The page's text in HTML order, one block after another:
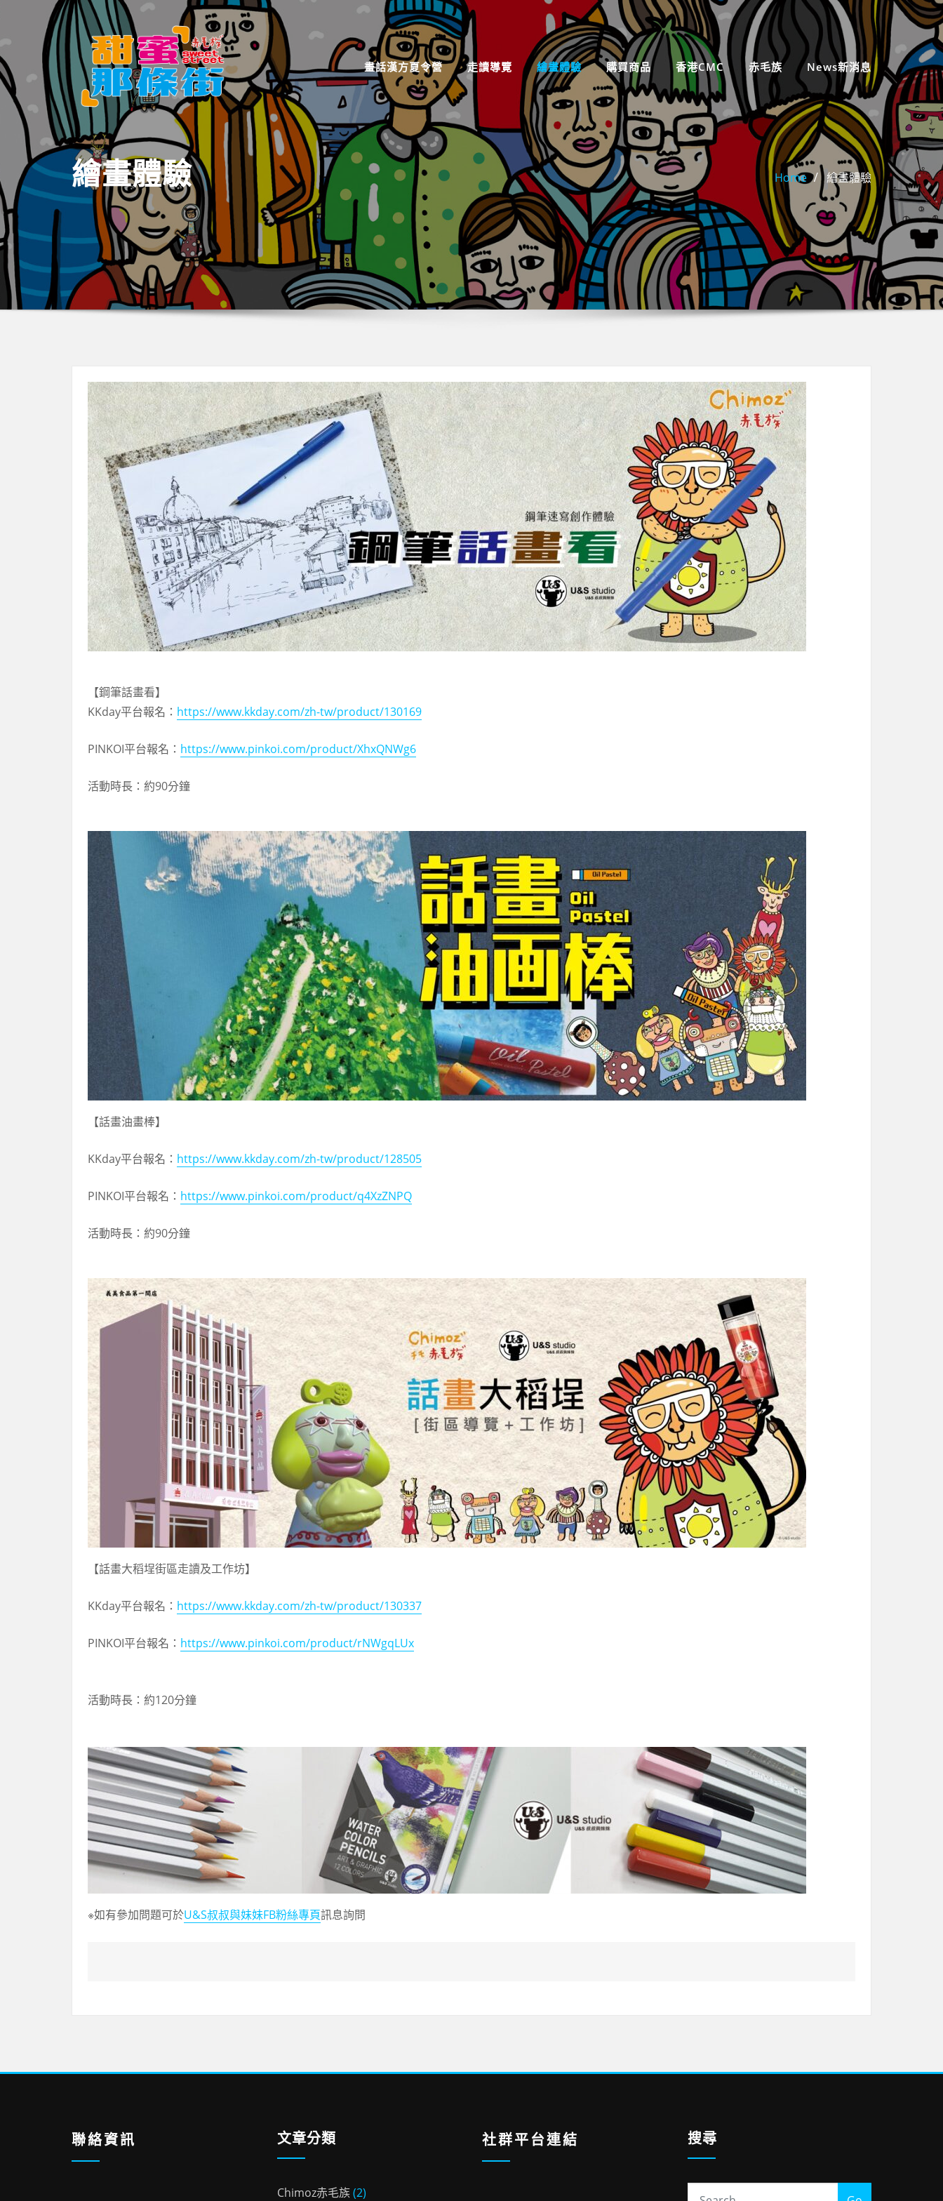
content
畫話漢方夏令營 走讀導覽 繪畫體驗 購買商品 香港CMC 赤毛族 News新消息
繪畫體驗 Home 繪畫體驗
【鋼筆話畫看】
KKday平台報名： https://www.kkday.com/zh-tw/product/130169
PINKOI平台報名： https://www.pinkoi.com/product/XhxQNWg6
活動時長：約90分鐘
【話畫油畫棒】
KKday平台報名： https://www.kkday.com/zh-tw/product/128505
PINKOI平台報名： https://www.pinkoi.com/product/q4XzZNPQ
活動時長：約90分鐘
【話畫大稻埕街區走讀及工作坊】
KKday平台報名： https://www.kkday.com/zh-tw/product/130337
PINKOI平台報名： https://www.pinkoi.com/product/rNWgqLUx
活動時長：約120分鐘
※如有參加問題可於U&S叔叔與妹妹FB粉絲專頁訊息詢問
聯絡資訊 文章分類
Chimoz赤毛族(2)
社群平台連結 搜尋